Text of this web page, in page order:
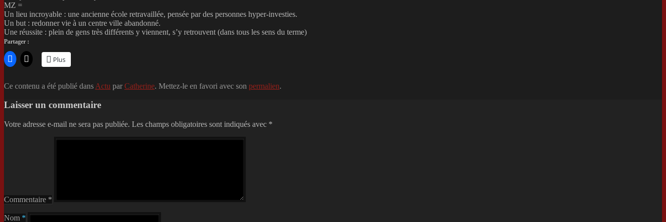
MZ =
Un lieu incroyable : une ancienne école retravaillée, pensée par des personnes hyper-investies.
Un but : redonner vie à un centre ville abandonné.
Une réussite : plein de gens très différents y viennent, s’y retrouvent (dans tous les sens du terme)
Partager :
Plus
Ce contenu a été publié dans Actu par Catherine. Mettez-le en favori avec son permalien.
Laisser un commentaire
Votre adresse e-mail ne sera pas publiée. Les champs obligatoires sont indiqués avec *
Commentaire *
Nom *